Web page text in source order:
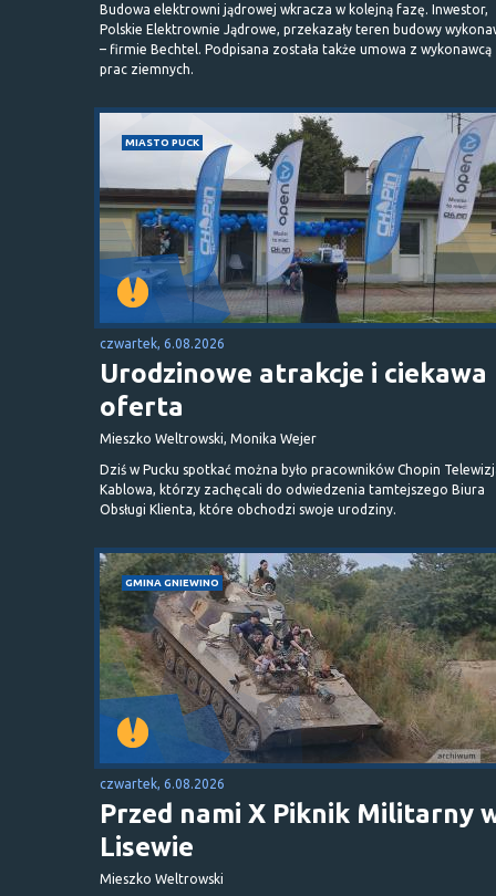
Budowa elektrowni jądrowej wkracza w kolejną fazę. Inwestor,
Polskie Elektrownie Jądrowe, przekazały teren budowy
– firmie Bechtel. Podpisana została także umowa z wykonawcą
prac ziemnych.
MIASTO PUCK
czwartek, 6.08.2026
Urodzinowe atrakcje i ciekawa
oferta
Mieszko Weltrowski, Monika Wejer
Dziś w Pucku spotkać można było pracowników Chopin
Kablowa, którzy zachęcali do odwiedzenia tamtejszego Biura
Obsługi Klienta, które obchodzi swoje urodziny.
GMINA GNIEWINO
czwartek, 6.08.2026
Przed nami X Piknik Militarny
Lisewie
Mieszko Weltrowski